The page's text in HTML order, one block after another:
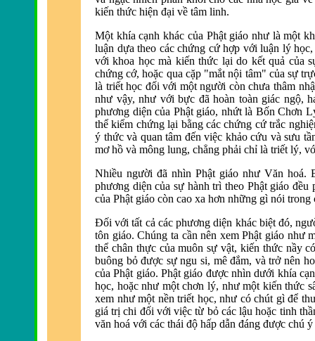
kiến thức hiện đại về tâm linh.
Một khía cạnh khác của Phật giáo như là một
luận dựa theo các chứng cứ hợp với luận lý
với khoa học mà kiến thức lại do kết quả của
chứng cớ, hoặc qua cặp "mắt nội tâm" của sự
là triết học đối với một người còn chưa thâm
như vậy, như với bực đã hoàn toàn giác ngộ,
phương diện của Phật giáo, nhứt là Bốn Chơn
thể kiểm chứng lại bằng các chứng cứ trắc
ý thức và quan tâm đến việc khảo cứu và sưu
mơ hồ và mông lung, chẳng phải chỉ là triết lý,
Nhiều người đã nhìn Phật giáo như Văn hoá.
phương diện của sự hành trì theo Phật giáo đều
của Phật giáo còn cao xa hơn những gì nói trong
Đối với tất cả các phương diện khác biệt đó,
tôn giáo. Chúng ta cần nên xem Phật giáo như
thể chân thực của muôn sự vật, kiến thức nầy
buông bỏđược sự ngu si, mêđắm, và trở nên
của Phật giáo. Phật giáo được nhìn dưới khía
học, hoặc như một chơn lý, như một kiến thức
xem như một nền triết học, như có chút gì để
giá trị chi đối với việc từ bỏ các lậu hoặc tinh
văn hoá với các thái độ hấp dẫn đáng được chú